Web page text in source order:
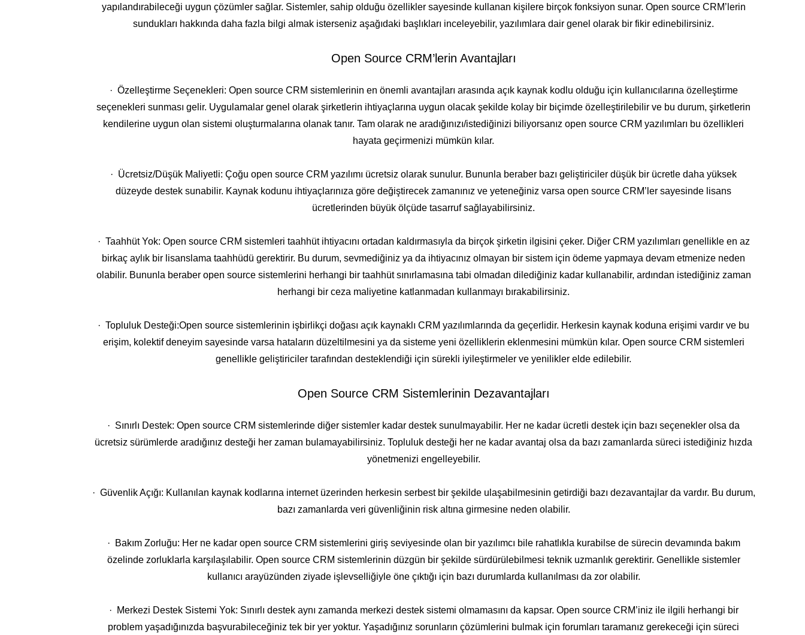
yapılandırabileceği uygun çözümler sağlar. Sistemler, sahip olduğu özellikler sayesinde kullanan kişilere birçok fonksiyon sunar. Open source CRM’lerin
sundukları hakkında daha fazla bilgi almak isterseniz aşağıdaki başlıkları inceleyebilir, yazılımlara dair genel olarak bir fikir edinebilirsiniz.
Open Source CRM’lerin Avantajları
· Özelleştirme Seçenekleri: Open source CRM sistemlerinin en önemli avantajları arasında açık kaynak kodlu olduğu için kullanıcılarına özelleştirme
seçenekleri sunması gelir. Uygulamalar genel olarak şirketlerin ihtiyaçlarına uygun olacak şekilde kolay bir biçimde özelleştirilebilir ve bu durum, şirketlerin
kendilerine uygun olan sistemi oluşturmalarına olanak tanır. Tam olarak ne aradığınızı/istediğinizi biliyorsanız open source CRM yazılımları bu özellikleri
hayata geçirmenizi mümkün kılar.
· Ücretsiz/Düşük Maliyetli: Çoğu open source CRM yazılımı ücretsiz olarak sunulur. Bununla beraber bazı geliştiriciler düşük bir ücretle daha yüksek
düzeyde destek sunabilir. Kaynak kodunu ihtiyaçlarınıza göre değiştirecek zamanınız ve yeteneğiniz varsa open source CRM’ler sayesinde lisans
ücretlerinden büyük ölçüde tasarruf sağlayabilirsiniz.
· Taahhüt Yok: Open source CRM sistemleri taahhüt ihtiyacını ortadan kaldırmasıyla da birçok şirketin ilgisini çeker. Diğer CRM yazılımları genellikle en az
birkaç aylık bir lisanslama taahhüdü gerektirir. Bu durum, sevmediğiniz ya da ihtiyacınız olmayan bir sistem için ödeme yapmaya devam etmenize neden
olabilir. Bununla beraber open source sistemlerini herhangi bir taahhüt sınırlamasına tabi olmadan dilediğiniz kadar kullanabilir, ardından istediğiniz zaman
herhangi bir ceza maliyetine katlanmadan kullanmayı bırakabilirsiniz.
· Topluluk Desteği:Open source sistemlerinin işbirlikçi doğası açık kaynaklı CRM yazılımlarında da geçerlidir. Herkesin kaynak koduna erişimi vardır ve bu
erişim, kolektif deneyim sayesinde varsa hataların düzeltilmesini ya da sisteme yeni özelliklerin eklenmesini mümkün kılar. Open source CRM sistemleri
genellikle geliştiriciler tarafından desteklendiği için sürekli iyileştirmeler ve yenilikler elde edilebilir.
Open Source CRM Sistemlerinin Dezavantajları
· Sınırlı Destek: Open source CRM sistemlerinde diğer sistemler kadar destek sunulmayabilir. Her ne kadar ücretli destek için bazı seçenekler olsa da
ücretsiz sürümlerde aradığınız desteği her zaman bulamayabilirsiniz. Topluluk desteği her ne kadar avantaj olsa da bazı zamanlarda süreci istediğiniz hızda
yönetmenizi engelleyebilir.
· Güvenlik Açığı: Kullanılan kaynak kodlarına internet üzerinden herkesin serbest bir şekilde ulaşabilmesinin getirdiği bazı dezavantajlar da vardır. Bu durum,
bazı zamanlarda veri güvenliğinin risk altına girmesine neden olabilir.
· Bakım Zorluğu: Her ne kadar open source CRM sistemlerini giriş seviyesinde olan bir yazılımcı bile rahatlıkla kurabilse de sürecin devamında bakım
özelinde zorluklarla karşılaşılabilir. Open source CRM sistemlerinin düzgün bir şekilde sürdürülebilmesi teknik uzmanlık gerektirir. Genellikle sistemler
kullanıcı arayüzünden ziyade işlevselliğiyle öne çıktığı için bazı durumlarda kullanılması da zor olabilir.
· Merkezi Destek Sistemi Yok: Sınırlı destek aynı zamanda merkezi destek sistemi olmamasını da kapsar. Open source CRM’iniz ile ilgili herhangi bir
problem yaşadığınızda başvurabileceğiniz tek bir yer yoktur. Yaşadığınız sorunların çözümlerini bulmak için forumları taramanız gerekeceği için süreci